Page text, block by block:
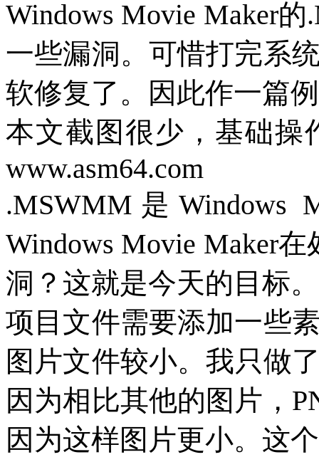
Windows Movie Maker的
一些漏洞。可惜打完系
软修复了。因此作一篇
本文截图很少，基础操
www.asm64.com
.MSWMM 是 Windows
Windows Movie Maker在
洞？这就是今天的目标。
项目文件需要添加一些
图片文件较小。我只做
因为相比其他的图片，
因为这样图片更小。这